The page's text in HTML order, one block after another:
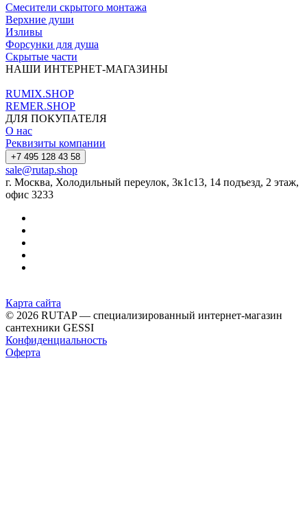
Смесители скрытого монтажа
Верхние души
Изливы
Форсунки для душа
Скрытые части
НАШИ ИНТЕРНЕТ-МАГАЗИНЫ
RUMIX.SHOP
REMER.SHOP
ДЛЯ ПОКУПАТЕЛЯ
О нас
Реквизиты компании
+7 495 128 43 58
sale@rutap.shop
г. Москва, Холодильный переулок, 3к1с13, 14 подъезд, 2 этаж,
офис 3233
Карта сайта
© 2026 RUTAP — специализированный интернет-магазин
сантехники GESSI
Конфиденциальность
Оферта